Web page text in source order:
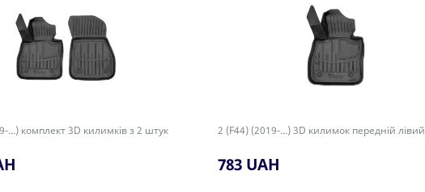
...) комплект 3D килимків з 2 штук 2 (F44) (2019-...) 3D килимок передній лівий
783 UAH